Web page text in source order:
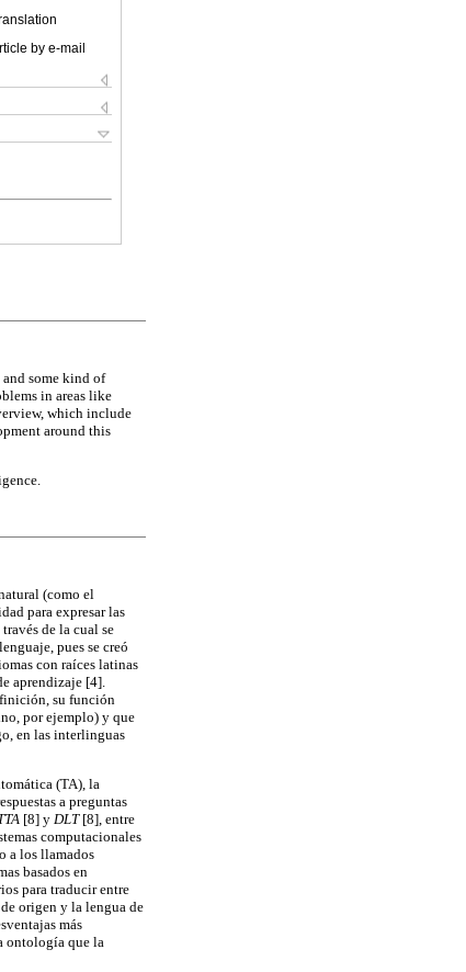
by e-mail
some kind of
in areas like
which include
around this
(como el
para expresar las
de la cual se
pues se creó
con raíces latinas
aprendizaje [4].
su función
por ejemplo) y que
en las interlinguas
(TA), la
a preguntas
[8] y DLT[8], entre
computacionales
a los llamados
basados en
para traducir entre
origen y la lengua de
más
ontología que la